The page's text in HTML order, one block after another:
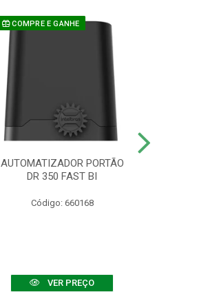
COMPRE E GANHE
AUTOMATIZADOR PORTÃO
DR 350 FAST BI
Código: 660168
VER PREÇO